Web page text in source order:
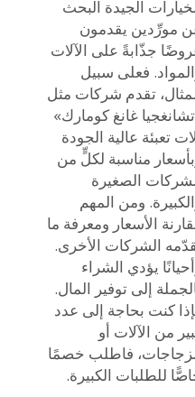
الجيدة البحث
يقدمون
على الآلات
فعلى سبيل
تقدم شركات مثل
غانغ كومارك»
عالية الجودة
مناسبة لكلٍّ من
الصغيرة
ومن المهم
الأسعار ومعرفة ما
الأخرى.
يؤدي الشراء
إلى توفير المال.
بحاجة إلى عدد
الآلات أو
فاطلب خصمًا
الكبيرة.